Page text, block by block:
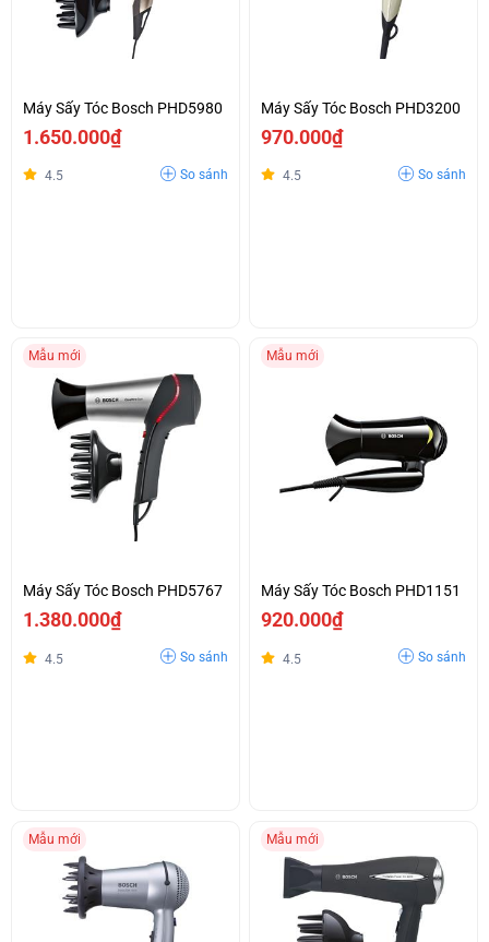
Máy Sấy Tóc Bosch PHD5980
1.650.000₫
4.5 So sánh
Máy Sấy Tóc Bosch PHD3200
970.000₫
4.5 So sánh
Mẫu mới
Máy Sấy Tóc Bosch PHD5767
1.380.000₫
4.5 So sánh
Mẫu mới
Máy Sấy Tóc Bosch PHD1151
920.000₫
4.5 So sánh
Mẫu mới Mẫu mới